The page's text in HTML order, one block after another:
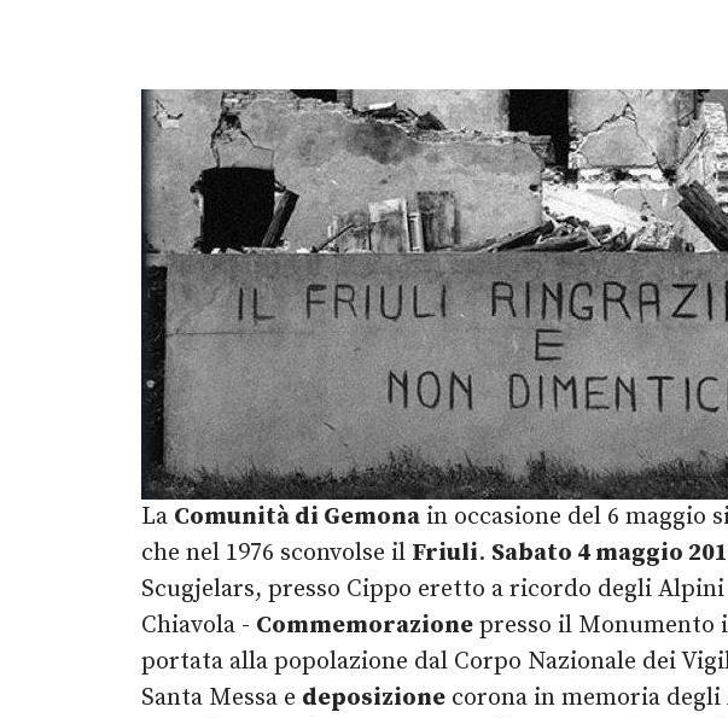
La Comunità di Gemona in occasione del 6 maggio
che nel 1976 sconvolse il Friuli. Sabato 4 maggio
Scugjelars, presso Cippo eretto a ricordo degli
Chiavola - Commemorazione presso il Monumento
portata alla popolazione dal Corpo Nazionale dei
Santa Messa e deposizione corona in memoria degli